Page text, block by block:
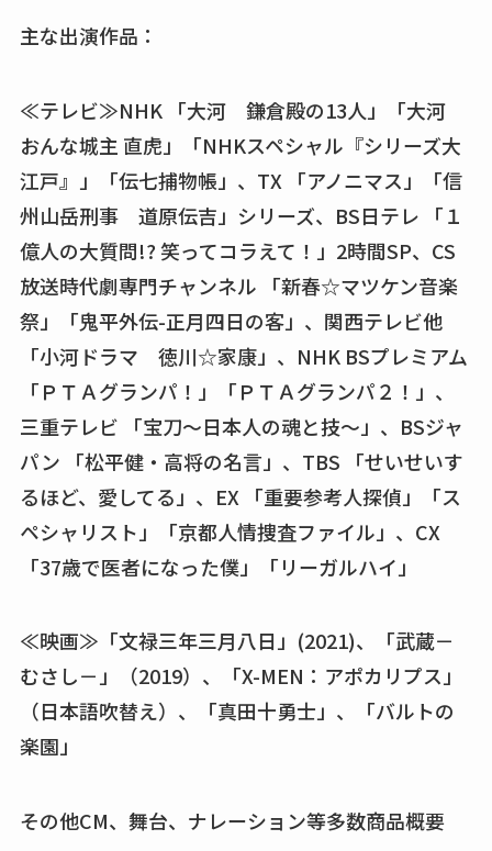
主な出演作品：
≪テレビ≫NHK 「大河 鎌倉殿の13人」「大河
おんな城主 直虎」「NHKスペシャル『シリーズ大
江戸』」「伝七捕物帳」、TX 「アノニマス」「信
州山岳刑事 道原伝吉」シリーズ、BS日テレ 「１
億人の大質問!? 笑ってコラえて！」2時間SP、CS
放送時代劇専門チャンネル 「新春☆マツケン音楽
祭」「鬼平外伝-正月四日の客」、関西テレビ他
「小河ドラマ 徳川☆家康」、NHK BSプレミアム
「ＰＴＡグランパ！」「ＰＴＡグランパ２！」、
三重テレビ 「宝刀～日本人の魂と技～」、BSジャ
パン 「松平健・高将の名言」、TBS 「せいせいす
るほど、愛してる」、EX 「重要参考人探偵」「ス
ペシャリスト」「京都人情捜査ファイル」、CX
「37歳で医者になった僕」「リーガルハイ」
≪映画≫「文禄三年三月八日」(2021)、「武蔵－
むさし－」（2019）、「X-MEN：アポカリプス」
（日本語吹替え）、「真田十勇士」、「バルトの
楽園」
その他CM、舞台、ナレーション等多数商品概要